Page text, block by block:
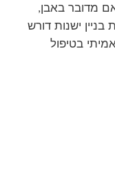
מדובר באבן,
בניין ישנות דורש
בטיפול